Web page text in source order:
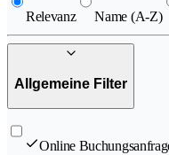
Relevanz Name (A-Z)
Allgemeine Filter
Online